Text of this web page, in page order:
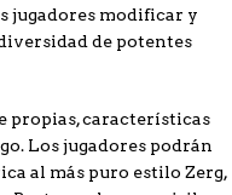
jugadores modificar y
de potentes
propias, características
Los jugadores podrán
al más puro estilo Zerg,